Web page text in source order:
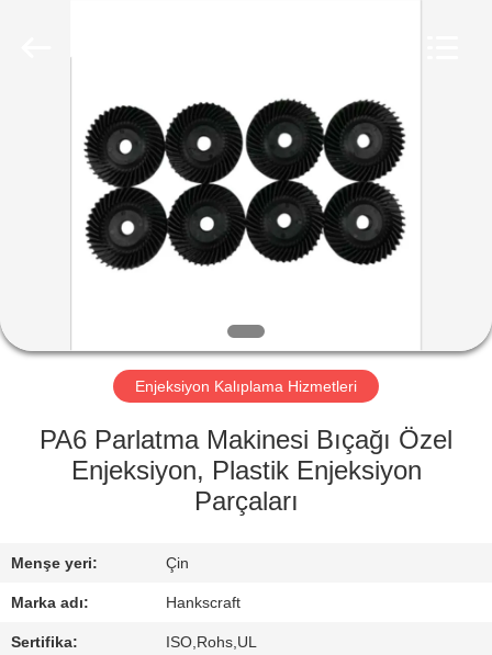
ÜRÜN:%
FABRIKA
KALITE
BIZE
ULAŞIN
Enjeksiyon Kalıplama Hizmetleri
PA6 Parlatma Makinesi Bıçağı Özel
Enjeksiyon, Plastik Enjeksiyon
Parçaları
Menşe yeri: Çin
Marka adı: Hankscraft
Sertifika: ISO,Rohs,UL